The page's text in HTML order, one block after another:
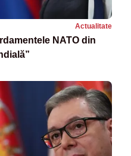
Actualitate
NATO din